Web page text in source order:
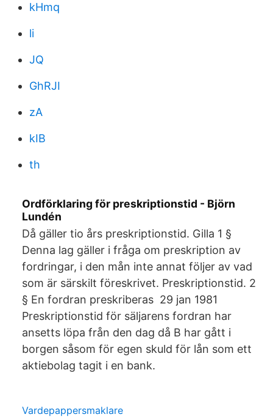
kHmq
li
JQ
GhRJI
zA
kIB
th
Ordförklaring för preskriptionstid - Björn
Lundén
Då gäller tio års preskriptionstid. Gilla 1 §
Denna lag gäller i fråga om preskription av
fordringar, i den mån inte annat följer av vad
som är särskilt föreskrivet. Preskriptionstid. 2
§ En fordran preskriberas 29 jan 1981
Preskriptionstid för säljarens fordran har
ansetts löpa från den dag då B har gått i
borgen såsom för egen skuld för lån som ett
aktiebolag tagit i en bank.
Vardepappersmaklare